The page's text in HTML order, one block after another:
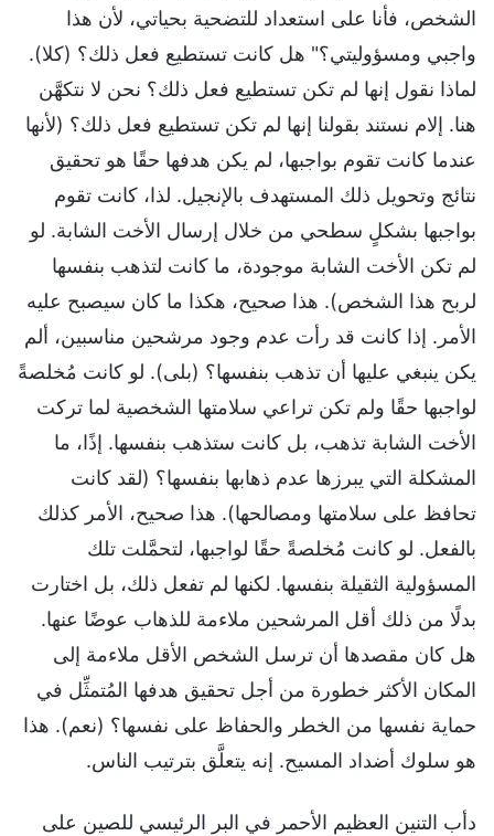
الشخص، فأنا على استعداد للتضحية بحياتي، لأن هذا
واجبي ومسؤوليتي؟" هل كانت تستطيع فعل ذلك؟ (كلا).
لماذا نقول إنها لم تكن تستطيع فعل ذلك؟ نحن لا نتكهَّن
هنا. إلام نستند بقولنا إنها لم تكن تستطيع فعل ذلك؟ (لأنها
عندما كانت تقوم بواجبها، لم يكن هدفها حقًا هو تحقيق
نتائج وتحويل ذلك المستهدف بالإنجيل. لذا، كانت تقوم
بواجبها بشكلٍ سطحي من خلال إرسال الأخت الشابة. لو
لم تكن الأخت الشابة موجودة، ما كانت لتذهب بنفسها
لربح هذا الشخص). هذا صحيح، هكذا ما كان سيصبح عليه
الأمر. إذا كانت قد رأت عدم وجود مرشحين مناسبين، ألم
يكن ينبغي عليها أن تذهب بنفسها؟ (بلى). لو كانت مُخلصةً
لواجبها حقًا ولم تكن تراعي سلامتها الشخصية لما تركت
الأخت الشابة تذهب، بل كانت ستذهب بنفسها. إذًا، ما
المشكلة التي يبرزها عدم ذهابها بنفسها؟ (لقد كانت
تحافظ على سلامتها ومصالحها). هذا صحيح، الأمر كذلك
بالفعل. لو كانت مُخلصةً حقًا لواجبها، لتحمَّلت تلك
المسؤولية الثقيلة بنفسها. لكنها لم تفعل ذلك، بل اختارت
بدلًا من ذلك أقل المرشحين ملاءمة للذهاب عوضًا عنها.
هل كان مقصدها أن ترسل الشخص الأقل ملاءمة إلى
المكان الأكثر خطورة من أجل تحقيق هدفها المُتمثِّل في
حماية نفسها من الخطر والحفاظ على نفسها؟ (نعم). هذا
هو سلوك أضداد المسيح. إنه يتعلَّق بترتيب الناس.
دأب التنين العظيم الأحمر في البر الرئيسي للصين على